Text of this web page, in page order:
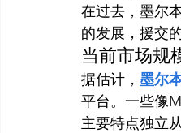
在过去，墨尔
的发展，援交
当前市场规
据估计， 墨尔
平台。一些像
主要特点独立